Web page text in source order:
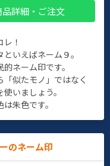
品詳細・ご注文
！
いえばネーム９。
ネーム印です。
「似たモノ」ではなく
使いましょう。
朱色です。
のネーム印